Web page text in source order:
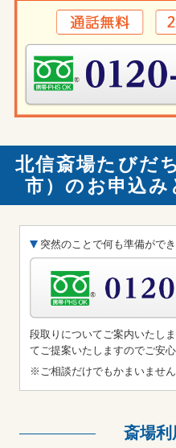
北信斎場たびだ
市）のお申込み
突然のことで何も準備がで
段取りについてご案内いたし
てご提案いたしますのでご安心
※ご相談だけでもかまいません
斎場利